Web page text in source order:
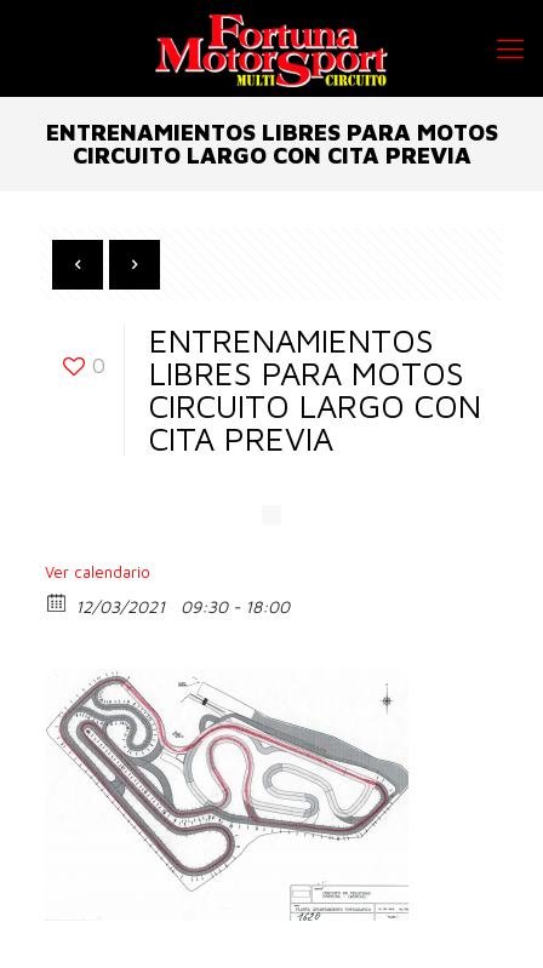
ENTRENAMIENTOS LIBRES PARA MOTOS
CIRCUITO LARGO CON CITA PREVIA
0
ENTRENAMIENTOS
LIBRES PARA MOTOS
CIRCUITO LARGO CON
CITA PREVIA
Ver calendario
12/03/2021 09:30 - 18:00